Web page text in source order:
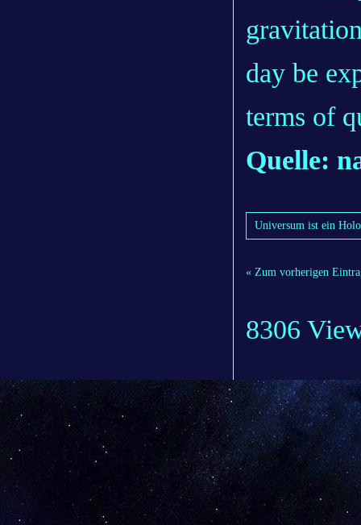
day be
terms of
Quelle:
Universum ist ein
« Zum vorherigen
8306